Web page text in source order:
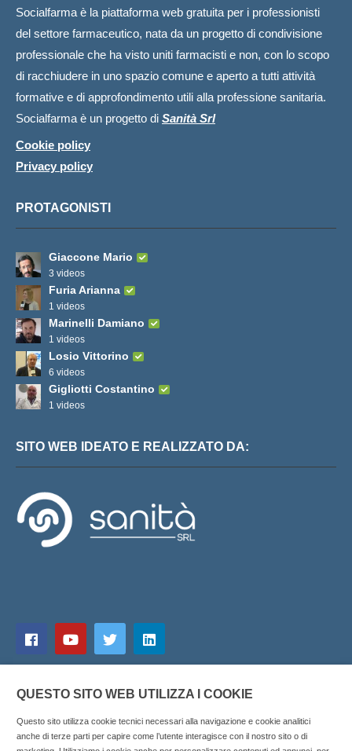
Socialfarma è la piattaforma web gratuita per i professionisti
del settore farmaceutico, nata da un progetto di condivisione
professionale che ha visto uniti farmacisti e non, con lo scopo
di racchiudere in uno spazio comune e aperto a tutti attività
formative e di approfondimento utili alla professione sanitaria.
Socialfarma è un progetto di Sanità Srl
Cookie policy
Privacy policy
PROTAGONISTI
Giaccone Mario
3 videos
Furia Arianna
1 videos
Marinelli Damiano
1 videos
Losio Vittorino
6 videos
Gigliotti Costantino
1 videos
SITO WEB IDEATO E REALIZZATO DA:
QUESTO SITO WEB UTILIZZA I COOKIE
Questo sito utilizza cookie tecnici necessari alla navigazione e cookie analitici
anche di terze parti per capire come l’utente interagisce con il nostro sito o di